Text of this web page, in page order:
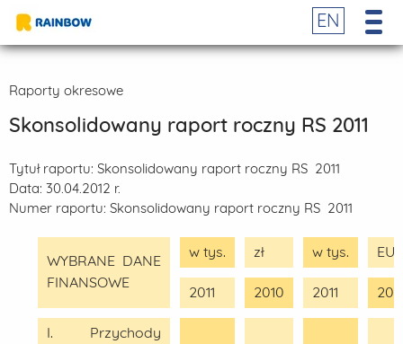
EN
Raporty okresowe
Skonsolidowany raport roczny RS 2011
Tytuł raportu: Skonsolidowany raport roczny RS 2011
Data: 30.04.2012 r.
Numer raportu: Skonsolidowany raport roczny RS 2011
WYBRANE DANE
FINANSOWE
w tys. zł w tys.
2011 2010 2011
I. Przychody